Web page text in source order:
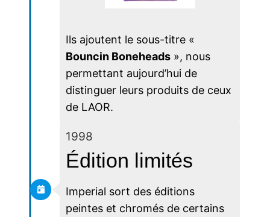
Ils ajoutent le sous-titre «
Bouncin Boneheads », nous
permettant aujourd’hui de
distinguer leurs produits de ceux
de LAOR.
1998
Édition limités
Imperial sort des éditions
peintes et chromés de certains